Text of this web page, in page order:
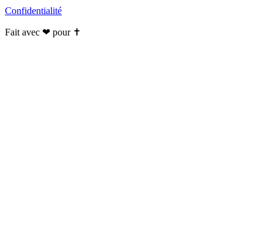
Confidentialité
Fait avec ❤ pour ✝️️